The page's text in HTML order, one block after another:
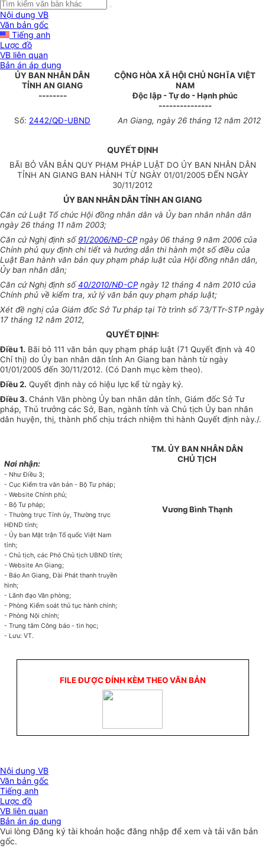
Nội dung VB
Văn bản gốc
Tiếng anh
Lược đồ
VB liên quan
Bản án áp dụng
ỦY BAN NHÂN DÂN
TỈNH AN GIANG
--------
CỘNG HÒA XÃ HỘI CHỦ NGHĨA VIỆT
NAM
Độc lập - Tự do - Hạnh phúc
---------------
Số: 2442/QĐ-UBND An Giang, ngày 26 tháng 12 năm 2012
QUYẾT ĐỊNH
BÃI BỎ VĂN BẢN QUY PHẠM PHÁP LUẬT DO ỦY BAN NHÂN DÂN
TỈNH AN GIANG BAN HÀNH TỪ NGÀY 01/01/2005 ĐẾN NGÀY
30/11/2012
ỦY BAN NHÂN DÂN TỈNH AN GIANG
Căn cứ Luật Tổ chức Hội đồng nhân dân và Ủy ban nhân nhân dân
ngày 26 tháng 11 năm 2003;
Căn cứ Nghị định số91/2006/NĐ-CPngày 06 tháng 9 năm 2006 của
Chính phủ quy định chi tiết và hướng dẫn thi hành một số điều của
Luật Ban hành văn bản quy phạm pháp luật của Hội đồng nhân dân,
Ủy ban nhân dân;
Căn cứ Nghị định số40/2010/NĐ-CPngày 12 tháng 4 năm 2010 của
Chính phủ về kiểm tra, xử lý văn bản quy phạm pháp luật;
Xét đề nghị của Giám đốc Sở Tư pháp tại Tờ trình số 73/TTr-STP ngày
17 tháng 12 năm 2012,
QUYẾT ĐỊNH:
Điều 1. Bãi bỏ 111 văn bản quy phạm pháp luật (71 Quyết định và 40
Chỉ thị) do Ủy ban nhân dân tỉnh An Giang ban hành từ ngày
01/01/2005 đến 30/11/2012. (Có Danh mục kèm theo).
Điều 2. Quyết định này có hiệu lực kể từ ngày ký.
Điều 3. Chánh Văn phòng Ủy ban nhân dân tỉnh, Giám đốc Sở Tư
pháp, Thủ trưởng các Sở, Ban, ngành tỉnh và Chủ tịch Ủy ban nhân
dân huyện, thị, thành phố chịu trách nhiệm thi hành Quyết định này./.
Nơi nhận:
- Như Điều 3;
- Cục Kiểm tra văn bản - Bộ Tư pháp;
- Website Chính phủ;
- Bộ Tư pháp;
- Thường trực Tỉnh ủy, Thường trực
HĐND tỉnh;
- Ủy ban Mặt trận Tổ quốc Việt Nam
tỉnh;
- Chủ tịch, các Phó Chủ tịch UBND tỉnh;
- Website An Giang;
- Báo An Giang, Đài Phát thanh truyền
hình;
- Lãnh đạo Văn phòng;
- Phòng Kiểm soát thủ tục hành chính;
- Phòng Nội chính;
- Trung tâm Công báo - tin học;
- Lưu: VT.
TM. ỦY BAN NHÂN DÂN
CHỦ TỊCH
Vương Bình Thạnh
FILE ĐƯỢC ĐÍNH KÈM THEO VĂN BẢN
Nội dung VB
Văn bản gốc
Tiếng anh
Lược đồ
VB liên quan
Bản án áp dụng
Vui lòngĐăng ký tài khoản hoặc đăng nhập để xem và tải văn bản
gốc.